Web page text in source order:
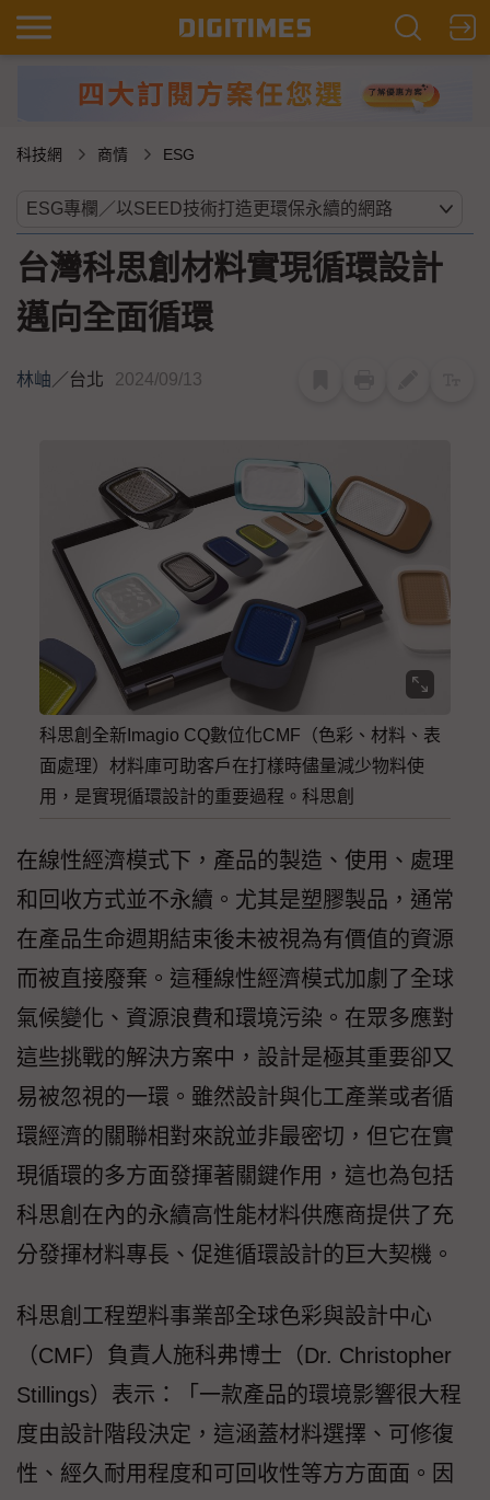
科技網 商情 ESG
台灣科思創材料實現循環設計
邁向全面循環
林岫／台北 2024/09/13
科思創全新Imagio CQ數位化CMF（色彩、材料、表
面處理）材料庫可助客戶在打樣時儘量減少物料使
用，是實現循環設計的重要過程。科思創
在線性經濟模式下，產品的製造、使用、處理
和回收方式並不永續。尤其是塑膠製品，通常
在產品生命週期結束後未被視為有價值的資源
而被直接廢棄。這種線性經濟模式加劇了全球
氣候變化、資源浪費和環境污染。在眾多應對
這些挑戰的解決方案中，設計是極其重要卻又
易被忽視的一環。雖然設計與化工產業或者循
環經濟的關聯相對來說並非最密切，但它在實
現循環的多方面發揮著關鍵作用，這也為包括
科思創在內的永續高性能材料供應商提供了充
分發揮材料專長、促進循環設計的巨大契機。
科思創工程塑料事業部全球色彩與設計中心
（CMF）負責人施科弗博士（Dr. Christopher
Stillings）表示：「一款產品的環境影響很大程
度由設計階段決定，這涵蓋材料選擇、可修復
性、經久耐用程度和可回收性等方方面面。因